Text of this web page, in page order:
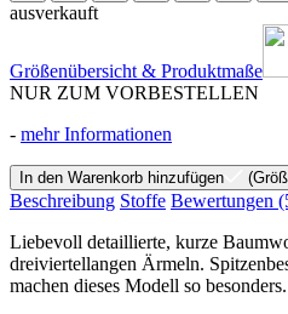
ausverkauft
Größenübersicht & Produktmaße
NUR ZUM VORBESTELLEN
- mehr Informationen
In den Warenkorb hinzufügen
Beschreibung Stoffe Bewertungen
Liebevoll detaillierte, kurze
dreiviertellangen Ärmeln.
machen dieses Modell so besonders.